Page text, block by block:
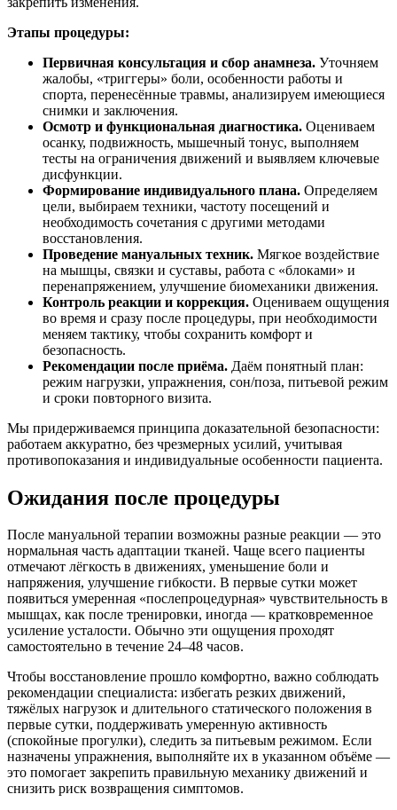
Этапы процедуры:
Первичная консультация и сбор анамнеза. Уточняем
жалобы, «триггеры» боли, особенности работы и
спорта, перенесённые травмы, анализируем имеющиеся
снимки и заключения.
Осмотр и функциональная диагностика. Оцениваем
осанку, подвижность, мышечный тонус, выполняем
тесты на ограничения движений и выявляем ключевые
дисфункции.
Формирование индивидуального плана. Определяем
цели, выбираем техники, частоту посещений и
необходимость сочетания с другими методами
восстановления.
Проведение мануальных техник. Мягкое воздействие
на мышцы, связки и суставы, работа с «блоками» и
перенапряжением, улучшение биомеханики движения.
Контроль реакции и коррекция. Оцениваем ощущения
во время и сразу после процедуры, при необходимости
меняем тактику, чтобы сохранить комфорт и
безопасность.
Рекомендации после приёма. Даём понятный план:
режим нагрузки, упражнения, сон/поза, питьевой режим
и сроки повторного визита.
Мы придерживаемся принципа доказательной безопасности:
работаем аккуратно, без чрезмерных усилий, учитывая
противопоказания и индивидуальные особенности пациента.
Ожидания после процедуры
После мануальной терапии возможны разные реакции — это
нормальная часть адаптации тканей. Чаще всего пациенты
отмечают лёгкость в движениях, уменьшение боли и
напряжения, улучшение гибкости. В первые сутки может
появиться умеренная «послепроцедурная» чувствительность в
мышцах, как после тренировки, иногда — кратковременное
усиление усталости. Обычно эти ощущения проходят
самостоятельно в течение 24–48 часов.
Чтобы восстановление прошло комфортно, важно соблюдать
рекомендации специалиста: избегать резких движений,
тяжёлых нагрузок и длительного статического положения в
первые сутки, поддерживать умеренную активность
(спокойные прогулки), следить за питьевым режимом. Если
назначены упражнения, выполняйте их в указанном объёме —
это помогает закрепить правильную механику движений и
снизить риск возвращения симптомов.